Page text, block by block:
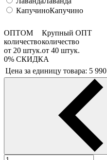
КапучиноКапучино
ОПТОМ
количество
от 20 штук.
Крупный ОПТ
количество
от 40 штук.
0% СКИДКА
Цена за единицу товара: 5 990